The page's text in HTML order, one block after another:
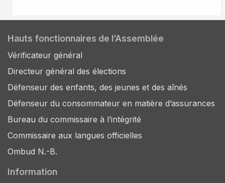
Hauts fonctionnaires de l’Assemblée
Vérificateur général
Directeur général des élections
Défenseur des enfants, des jeunes et des aînés
Défenseur du consommateur en matière d’assurances
Bureau du commissaire à l’intégrité
Commissaire aux langues officielles
Ombud N.-B.
Information